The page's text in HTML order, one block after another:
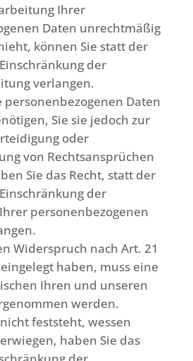
Ihrer
Daten unrechtmäßig
können Sie statt der
der
verlangen.
Daten
Sie sie jedoch zur
oder
von Rechtsansprüchen
Sie das Recht, statt der
der
personenbezogenen
Widerspruch nach Art. 21
eingelegt haben, muss eine
Ihren und unseren
werden.
feststeht, wessen
haben Sie das